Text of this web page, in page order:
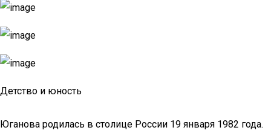
Детство и юность
Юганова родилась в столице России 19 января 1982 года.